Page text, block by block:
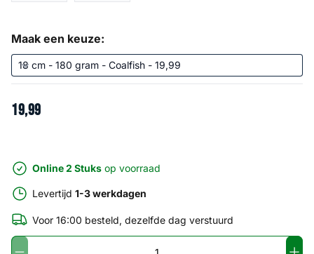
Maak een keuze:
19,99
Online 2 Stuks op voorraad
Levertijd 1-3 werkdagen
Voor 16:00 besteld, dezelfde dag verstuurd